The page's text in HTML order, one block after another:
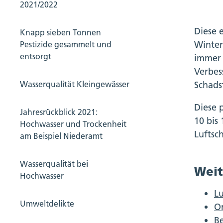
2021/2022
Knapp sieben Tonnen
Pestizide gesammelt und
entsorgt
Wasserqualität Kleingewässer
Jahresrückblick 2021:
Hochwasser und Trockenheit
am Beispiel Niederamt
Wasserqualität bei
Hochwasser
Umweltdelikte
Diese
Diese
10 bis